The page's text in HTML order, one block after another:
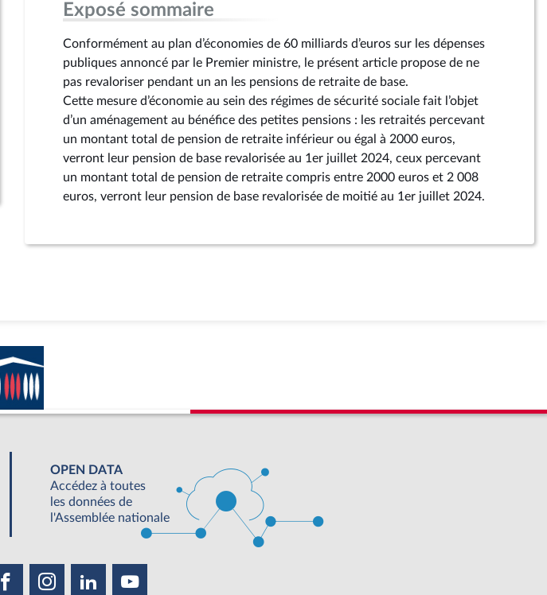
24 octobre 2024
25 octobre 2024
Exposé sommaire
Conformément au plan d’économies de 60 milliards d’euros sur les dépenses
publiques annoncé par le Premier ministre, le présent article propose de ne
pas revaloriser pendant un an les pensions de retraite de base.
Cette mesure d’économie au sein des régimes de sécurité sociale fait l’objet
d’un aménagement au bénéfice des petites pensions : les retraités percevant
un montant total de pension de retraite inférieur ou égal à 2000 euros,
verront leur pension de base revalorisée au 1er juillet 2024, ceux percevant
un montant total de pension de retraite compris entre 2000 euros et 2 008
euros, verront leur pension de base revalorisée de moitié au 1er juillet 2024.
OPEN DATA
Accédez à toutes
les données de
l'Assemblée nationale